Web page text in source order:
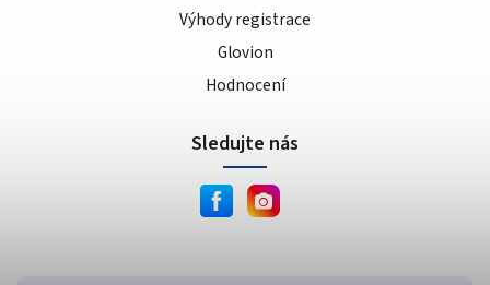
Výhody registrace
Glovion
Hodnocení
Sledujte nás